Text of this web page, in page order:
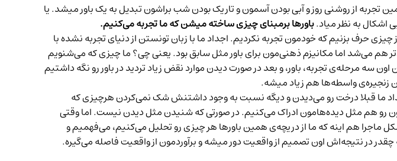
از روشنی روز و آبی بودن آسمون و تاریک بودن شب براشون تبدیل به یک باور میشد. یا
اشکال به نظر میاد.باورها برمبنای چیزی ساخته میشن که ما تجربه می‌کنیم.
چیزی حرف بزنیم که خودمون تجربه نکردیم. اجداد ما با زبان تونستن از دنیای تجربه نشده با
هم می‌شد اما مکانیزم ذهنی‌مون برای باور مثل سابق بود. یعنی چی؟ ما چیزی که می‌شنویم
مرحله‌ی تجربه، باور، و بعد در صورت دیدن موارد نقض زیاد تردید در باور رو نگه داشتیم
زنجیره‌ی واسطه‌ها هم زیاد میشه.
ما قبلا درخت رو می‌دیدن و دیگه نسبت به وجود داشتنش شک نمی‌کردن هرچیزی که
رو هم مثل دیده‌هامون ادراک می‌کنیم. در صورتی که شنیدن مثل دیدن نیست. اما وقتی
هم اینه که ما از دریچه‌ی همین باورها هر چیزی رو تحلیل می‌کنیم، می‌فهمیم و
در نتیجه‌اش اون تصمیم از واقعیت دور میشه و برآوردمون از واقعیت فاصله می‌گیره.